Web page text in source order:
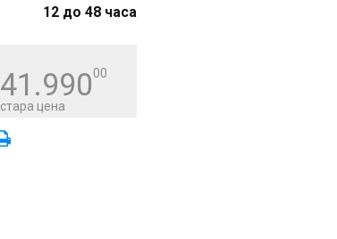
12 до 48 часа
41.99000
стара цена